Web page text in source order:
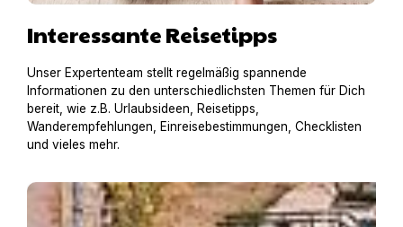
Interessante Reisetipps
Unser Expertenteam stellt regelmäßig spannende
Informationen zu den unterschiedlichsten Themen für Dich
bereit, wie z.B. Urlaubsideen, Reisetipps,
Wanderempfehlungen, Einreisebestimmungen, Checklisten
und vieles mehr.
Hausboot mit Hund